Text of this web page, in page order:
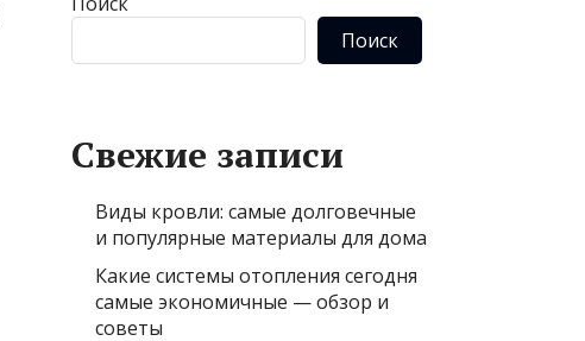
Поиск
Свежие записи
Виды кровли: самые долговечные
и популярные материалы для дома
Какие системы отопления сегодня
самые экономичные — обзор и
советы